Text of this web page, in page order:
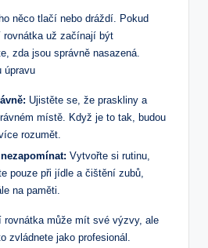
něco tlačí nebo dráždí. Pokud
rovnátka už začínají být
zda jsou správně nasazená.
úpravu
Ujistěte se, že praskliny a
místě. Když je to tak, budou
rozumět.
Vytvořte si rutinu,
pouze při jídle a čištění zubů,
na paměti.
rovnátka může mít své výzvy, ale
zvládnete jako profesionál.